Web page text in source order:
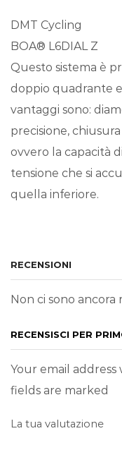
DMT Cycling
BOA® L6DIAL Z
Questo sistema è
doppio quadrante
vantaggi sono:
precisione,
ovvero la capacità
tensione che si
quella inferiore.
RECENSIONI
Non ci sono ancora
RECENSISCI PER
Your email
fields are marked
La tua valutazione